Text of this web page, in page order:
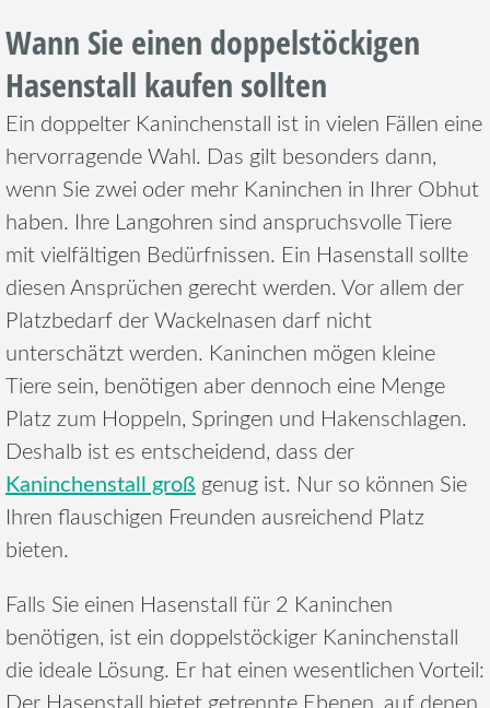
Wann Sie einen doppelstöckigen
Hasenstall kaufen sollten
Ein doppelter Kaninchenstall ist in vielen Fällen eine
hervorragende Wahl. Das gilt besonders dann,
wenn Sie zwei oder mehr Kaninchen in Ihrer Obhut
haben. Ihre Langohren sind anspruchsvolle Tiere
mit vielfältigen Bedürfnissen. Ein Hasenstall sollte
diesen Ansprüchen gerecht werden. Vor allem der
Platzbedarf der Wackelnasen darf nicht
unterschätzt werden. Kaninchen mögen kleine
Tiere sein, benötigen aber dennoch eine Menge
Platz zum Hoppeln, Springen und Hakenschlagen.
Deshalb ist es entscheidend, dass der
Kaninchenstall groß genug ist. Nur so können Sie
Ihren flauschigen Freunden ausreichend Platz
bieten.
Falls Sie einen Hasenstall für 2 Kaninchen
benötigen, ist ein doppelstöckiger Kaninchenstall
die ideale Lösung. Er hat einen wesentlichen Vorteil:
Der Hasenstall bietet getrennte Ebenen, auf denen